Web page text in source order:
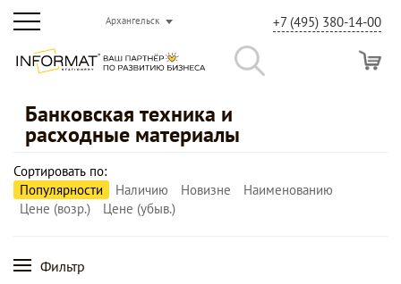
Архангельск +7 (495) 380-14-00
Банковская техника и
расходные материалы
Сортировать по:
Популярности
Наличию Новизне
Наименованию
Цене (возр.)
Цене (убыв.)
Фильтр